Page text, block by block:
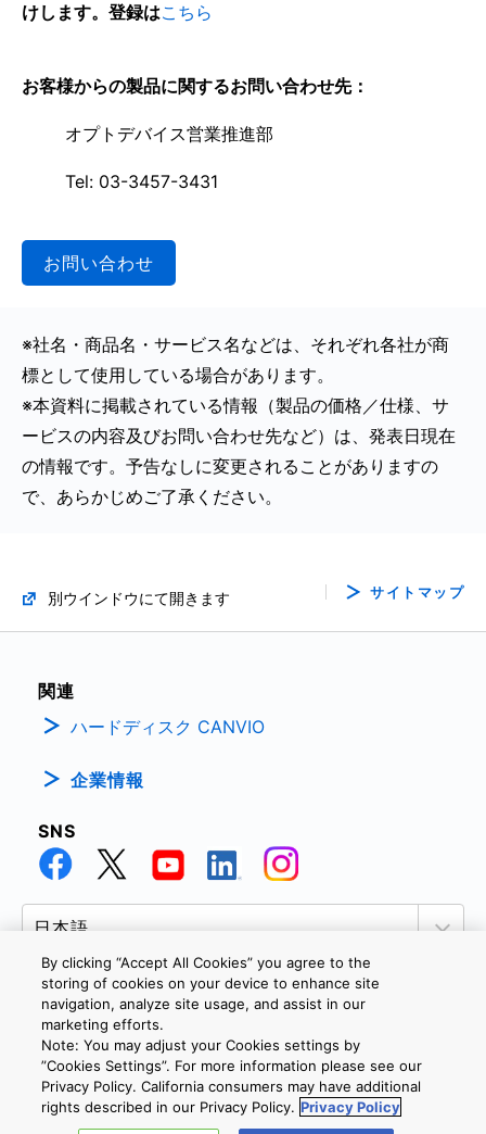
けします。登録はこちら
お客様からの製品に関するお問い合わせ先：
オプトデバイス営業推進部
Tel: 03-3457-3431
お問い合わせ
※社名・商品名・サービス名などは、それぞれ各社が商
標として使用している場合があります。
※本資料に掲載されている情報（製品の価格／仕様、サ
ービスの内容及びお問い合わせ先など）は、発表日現在
の情報です。予告なしに変更されることがありますの
で、あらかじめご了承ください。
別ウインドウにて開きます サイトマップ
関連
ハードディスク CANVIO
企業情報
SNS
個人情報保護方針
お問い合わせ
By clicking “Accept All Cookies” you agree to the
storing of cookies on your device to enhance site
navigation, analyze site usage, and assist in our
marketing efforts.
Note: You may adjust your Cookies settings by
”Cookies Settings”. For more information please see our
Privacy Policy. California consumers may have additional
rights described in our Privacy Policy. Privacy Policy